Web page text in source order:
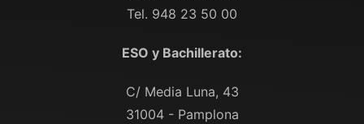
Tel. 948 23 50 00
ESO y Bachillerato:
C/ Media Luna, 43
31004 - Pamplona